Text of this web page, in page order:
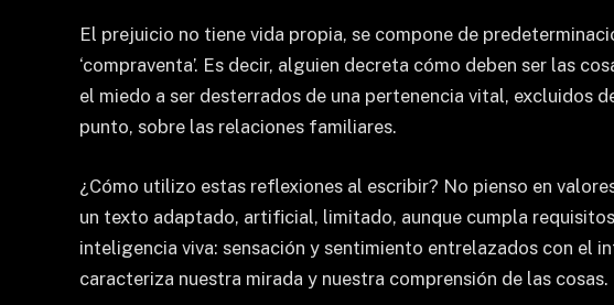
El prejuicio no tiene vida propia, se compone de
‘compraventa’. Es decir, alguien decreta cómo deben ser las
el miedo a ser desterrados de una pertenencia vital, excluidos
punto, sobre las relaciones familiares.
¿Cómo utilizo estas reflexiones al escribir? No pienso en
un texto adaptado, artificial, limitado, aunque cumpla
inteligencia viva: sensación y sentimiento entrelazados con el
caracteriza nuestra mirada y nuestra comprensión de las cosas.